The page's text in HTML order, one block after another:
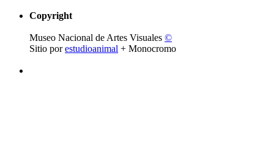
Copyright
Museo Nacional de Artes Visuales ©
Sitio porestudioanimal + Monocromo